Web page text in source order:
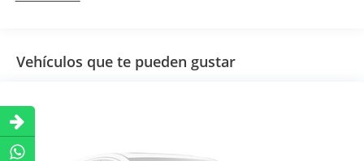
Vehículos que te pueden gustar